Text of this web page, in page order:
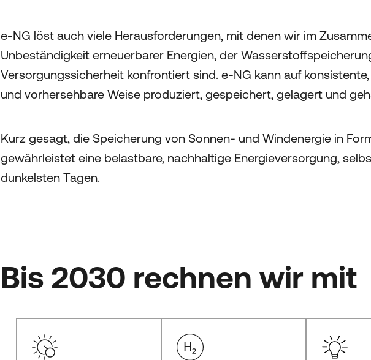
e-NG löst auch viele Herausforderungen, mit denen wir im
Unbeständigkeit erneuerbarer Energien, der
Versorgungssicherheit konfrontiert sind. e-NG kann auf
und vorhersehbare Weise produziert, gespeichert, gelagert und
Kurz gesagt, die Speicherung von Sonnen- und Windenergie in
gewährleistet eine belastbare, nachhaltige Energieversorgung,
dunkelsten Tagen.
Bis 2030 rechnen wir mit